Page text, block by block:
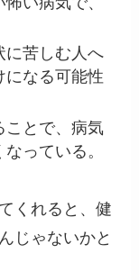
に苦しむ人へ
になる可能性
ことで、病気
っている。
くれると、健
じゃないかと